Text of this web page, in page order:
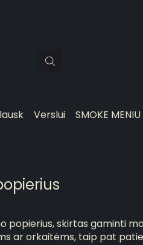
Verslui SMOKE MENIU
popierius, skirtas gaminti
ar orkaitėms, taip pat